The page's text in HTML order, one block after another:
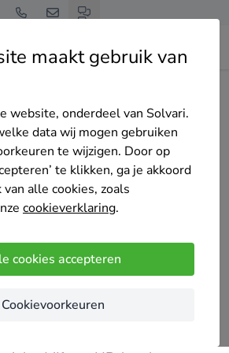
maakt gebruik van
website, onderdeel van Solvari.
data wij mogen gebruiken
te wijzigen. Door op
te klikken, ga je akkoord
alle cookies, zoals
cookieverklaring.
cookies accepteren
Cookievoorkeuren
is sinds 1981 actief in